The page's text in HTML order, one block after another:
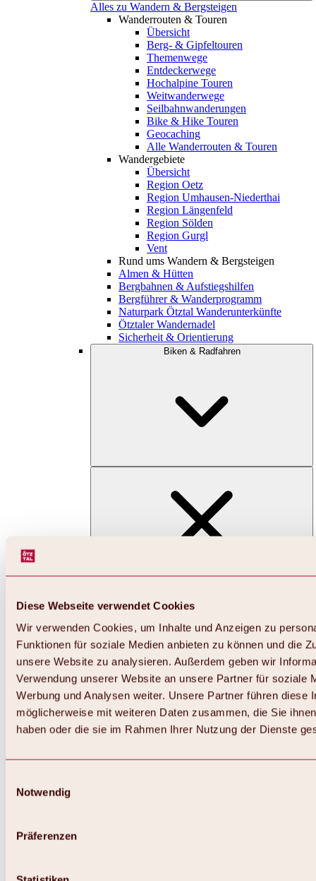
Diese Webseite verwendet Cookies
Wir verwenden Cookies, um Inhalte und Anzeigen zu
Funktionen für soziale Medien anbieten zu können und die
unsere Website zu analysieren. Außerdem geben wir
Verwendung unserer Website an unsere Partner für soziale
Werbung und Analysen weiter. Unsere Partner führen diese
möglicherweise mit weiteren Daten zusammen, die Sie
haben oder die sie im Rahmen Ihrer Nutzung der Dienste
Notwendig
Präferenzen
Alles zu Wandern & Bergsteigen
Wanderrouten & Touren
Übersicht
Berg- & Gipfeltouren
Themenwege
Entdeckerwege
Hochalpine Touren
Weitwanderwege
Seilbahnwanderungen
Bike & Hike Touren
Geocaching
Alle Wanderrouten & Touren
Wandergebiete
Übersicht
Region Oetz
Region Umhausen-Niederthai
Region Längenfeld
Region Sölden
Region Gurgl
Vent
Rund ums Wandern & Bergsteigen
Almen & Hütten
Bergbahnen & Aufstiegshilfen
Bergführer & Wanderprogramm
Naturpark Ötztal Wanderunterkünfte
Ötztaler Wandernadel
Sicherheit & Orientierung
Biken & Radfahren